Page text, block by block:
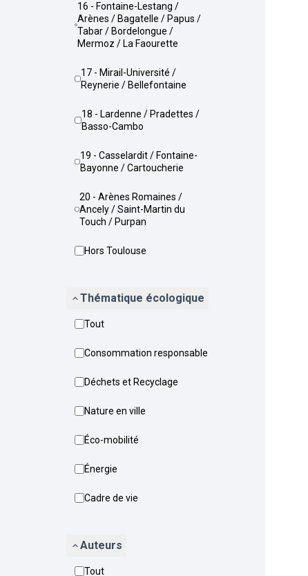
16 - Fontaine-Lestang /
Arènes / Bagatelle / Papus /
Tabar / Bordelongue /
Mermoz / La Faourette
17 - Mirail-Université /
Reynerie / Bellefontaine
18 - Lardenne / Pradettes /
Basso-Cambo
19 - Casselardit / Fontaine-
Bayonne / Cartoucherie
20 - Arènes Romaines /
Ancely / Saint-Martin du
Touch / Purpan
Hors Toulouse
Thématique écologique
Tout
Consommation responsable
Déchets et Recyclage
Nature en ville
Éco-mobilité
Énergie
Cadre de vie
Auteurs
Tout